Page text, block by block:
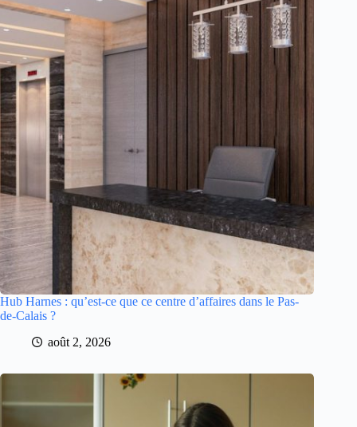
Hub Harnes : qu’est-ce que ce centre d’affaires dans le Pas-
de-Calais ?
août 2, 2026